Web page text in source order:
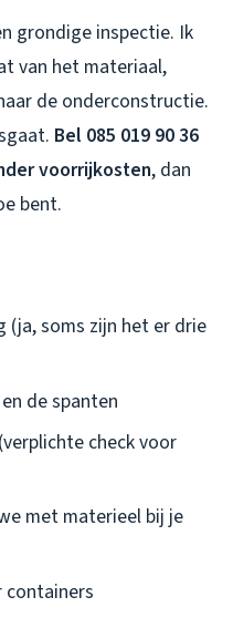
grondige inspectie. Ik
van het materiaal,
de onderconstructie.
Bel 085 019 90 36
voorrijkosten, dan
bent.
(ja, soms zijn het er drie
de spanten
check voor
met materieel bij je
containers